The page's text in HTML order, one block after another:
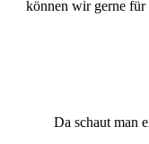
können wir gerne für
Da schaut man